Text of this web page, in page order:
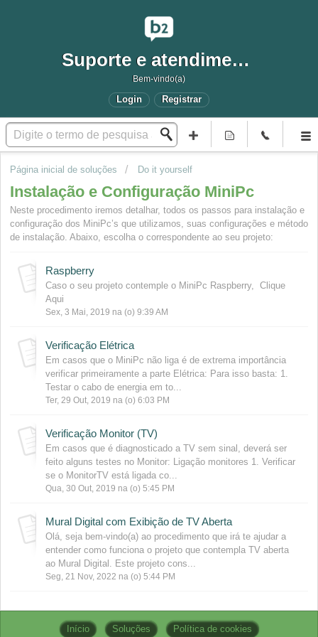
Suporte e atendimento
Bem-vindo(a)
Login Registrar
Página inicial de soluções Do it yourself
Instalação e Configuração MiniPc
Neste procedimento iremos detalhar, todos os passos para instalação e
configuração dos MiniPc’s que utilizamos, suas configurações e método
de instalação. Abaixo, escolha o correspondente ao seu projeto:
Raspberry
Caso o seu projeto contemple o MiniPc Raspberry, Clique
Aqui
Sex, 3 Mai, 2019 na (o) 9:39 AM
Verificação Elétrica
Em casos que o MiniPc não liga é de extrema importância
verificar primeiramente a parte Elétrica: Para isso basta: 1.
Testar o cabo de energia em to...
Ter, 29 Out, 2019 na (o) 6:03 PM
Verificação Monitor (TV)
Em casos que é diagnosticado a TV sem sinal, deverá ser
feito alguns testes no Monitor: Ligação monitores 1. Verificar
se o MonitorTV está ligada co...
Qua, 30 Out, 2019 na (o) 5:45 PM
Mural Digital com Exibição de TV Aberta
Olá, seja bem-vindo(a) ao procedimento que irá te ajudar a
entender como funciona o projeto que contempla TV aberta
ao Mural Digital. Este projeto cons...
Seg, 21 Nov, 2022 na (o) 5:44 PM
Início Soluções Política de cookies